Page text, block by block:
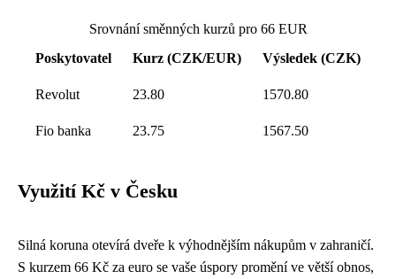
Srovnání směnných kurzů pro 66 EUR
Poskytovatel
Kurz (CZK/EUR) Výsledek (CZK)
Revolut 23.80 1570.80
Fio banka 23.75 1567.50
Využití Kč v Česku
Silná koruna otevírá dveře k výhodnějším nákupům v zahraničí.
S kurzem 66 Kč za euro se vaše úspory promění ve větší obnos,